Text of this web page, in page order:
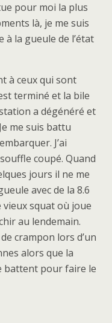
pour moi la plus
là, je me suis
à la gueule de l’état
à ceux qui sont
terminé et la bile
a dégénéré et
me suis battu
J’ai
coupé. Quand
jours il ne me
avec de la 8.6
squat où joue
au lendemain.
crampon lors d’un
alors que la
battent pour faire le